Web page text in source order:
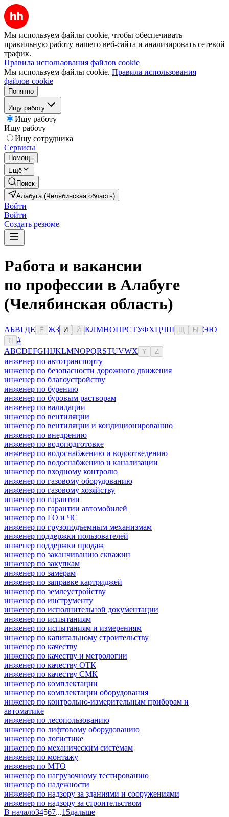
Мы используем файлы cookie, чтобы обеспечивать
правильную работу нашего веб-сайта и анализировать сетевой
трафик.
Правила использования файлов cookie
Мы используем файлы cookie. Правила использования
файлов cookie
Понятно
Ищу работу
Ищу работу
Ищу работу
Ищу сотрудника
Сервисы
Помощь
Ещё
Поиск
Алабуга (Челябинская область)
Войти
Войти
Создать резюме
Работа и вакансии
по профессии в Алабуге
(Челябинская область)
АБВГДЕ Ё ЖЗ И Й КЛМНОПРСТУФХЦЧШ Ы ЭЮ
Я
#
ABCDEFGHIJKLMNOPQRSTUVWX Y Z
инженер по автотранспорту
инженер по безопасности дорожного движения
инженер по благоустройству
инженер по бурению
инженер по буровым растворам
инженер по валидации
инженер по вентиляции
инженер по вентиляции и кондиционированию
инженер по внедрению
инженер по водоподготовке
инженер по водоснабжению и водоотведению
инженер по водоснабжению и канализации
инженер по входному контролю
инженер по газовому оборудованию
инженер по газовому хозяйству
инженер по гарантии
инженер по гарантии автомобилей
инженер по ГО и ЧС
инженер по грузоподъемным механизмам
инженер поддержки пользователей
инженер поддержки продаж
инженер по заканчиванию скважин
инженер по закупкам
инженер по замерам
инженер по заправке картриджей
инженер по землеустройству
инженер по инструменту
инженер по исполнительной документации
инженер по испытаниям
инженер по испытаниям и измерениям
инженер по капитальному строительству
инженер по качеству
инженер по качеству и метрологии
инженер по качеству ОТК
инженер по качеству СМК
инженер по комплектации
инженер по комплектации оборудования
инженер по контрольно-измерительным приборам и
автоматике
инженер по лесопользованию
инженер по лифтовому оборудованию
инженер по логистике
инженер по механическим системам
инженер по монтажу
инженер по МТО
инженер по нагрузочному тестированию
инженер по надежности
инженер по надзору за зданиями и сооружениями
инженер по надзору за строительством
В начало34567...15дальше